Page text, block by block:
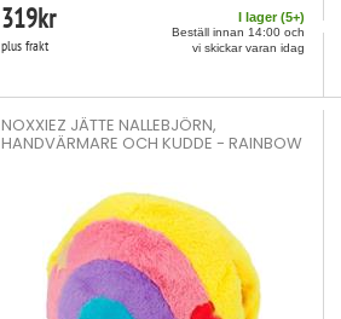
319kr
plus frakt
I lager (5+)
Beställ innan 14:00 och
vi skickar varan idag
NOXXIEZ JÄTTE NALLEBJÖRN,
HANDVÄRMARE OCH KUDDE - RAINBOW